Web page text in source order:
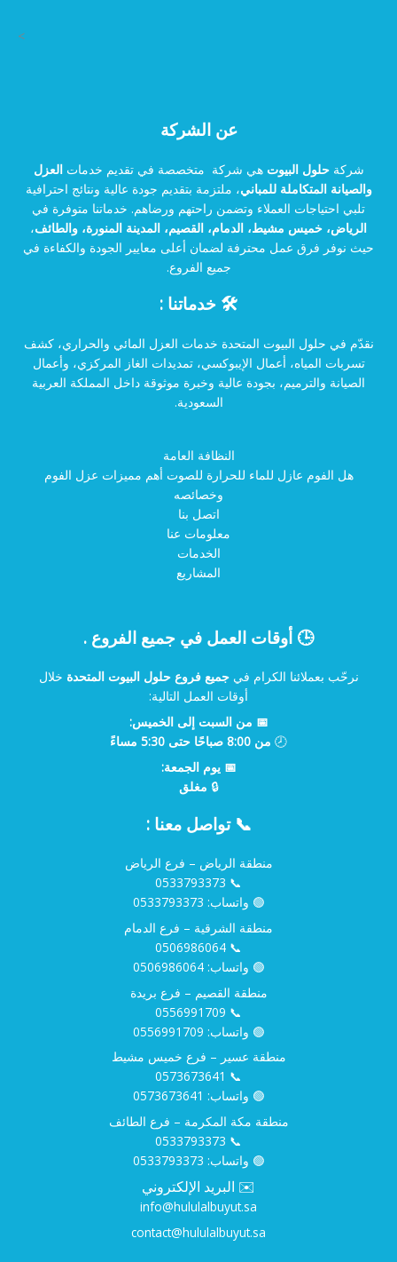
>
عن الشركة
شركةحلول البيوت هي شركة متخصصة في تقديم خدماتالعزل
والصيانة المتكاملة للمباني، ملتزمة بتقديم جودة عالية ونتائج احترافية
تلبي احتياجات العملاء وتضمن راحتهم ورضاهم. خدماتنا متوفرة في
الرياض، خميس مشيط، الدمام، القصيم، المدينة المنورة، والطائف،
حيث نوفر فرق عمل محترفة لضمان أعلى معايير الجودة والكفاءة في
جميع الفروع.
🛠️ خدماتنا :
نقدّم في حلول البيوت المتحدة خدمات العزل المائي والحراري، كشف
تسربات المياه، أعمال الإيبوكسي، تمديدات الغاز المركزي، وأعمال
الصيانة والترميم، بجودة عالية وخبرة موثوقة داخل المملكة العربية
السعودية.
النظافة العامة
هل الفوم عازل للماء للحرارة للصوت أهم مميزات عزل الفوم
وخصائصه
اتصل بنا
معلومات عنا
الخدمات
المشاريع
🕒 أوقات العمل في جميع الفروع .
نرحّب بعملائنا الكرام فيجميع فروع حلول البيوت المتحدة خلال
أوقات العمل التالية:
📅 من السبت إلى الخميس:
🕗 من 8:00 صباحًا حتى 5:30 مساءً
📅 يوم الجمعة:
🔒 مغلق
📞 تواصل معنا :
منطقة الرياض – فرع الرياض
📞
0533793373
🟢 واتساب: 0533793373
منطقة الشرقية – فرع الدمام
📞
0506986064
🟢 واتساب:0506986064
منطقة القصيم – فرع بريدة
📞
🟢 واتساب: 0556991709
منطقة عسير – فرع خميس مشيط
📞
0573673641
🟢 واتساب: 0573673641
منطقة مكة المكرمة – فرع الطائف
📞
0533793373
🟢 واتساب: 0533793373
✉️ البريد الإلكتروني
info@hululalbuyut.sa
contact@hululalbuyut.sa